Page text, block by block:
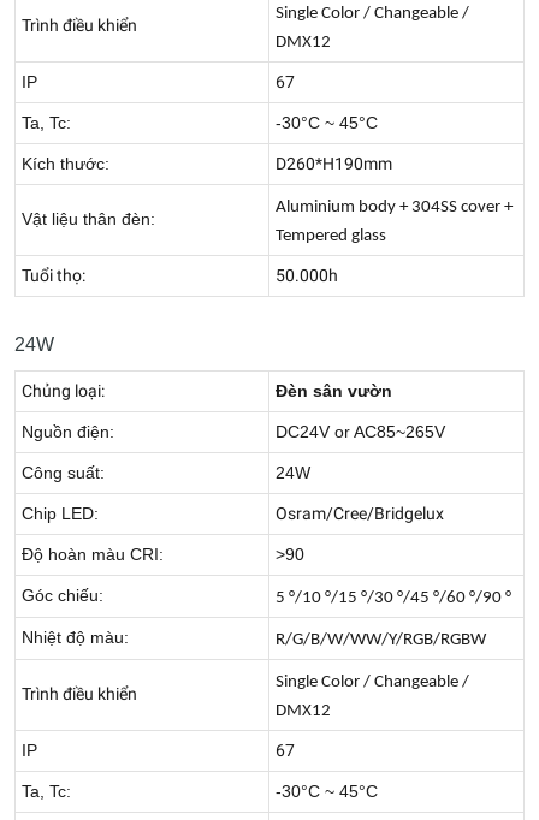
Trình điều khiển
Single Color / Changeable /
DMX12
IP 67
Ta, Tc: -30°C ~ 45°C
Kích thước: D260*H190mm
Vật liệu thân đèn:
Aluminium body + 304SS cover +
Tempered glass
Tuổi thọ: 50.000h
24W
Chủng loại: Đèn sân vườn
Nguồn điện: DC24V or AC85~265V
Công suất: 24W
Chip LED: Osram/Cree/Bridgelux
Độ hoàn màu CRI: >90
Góc chiếu: 5 °/10 °/15 °/30 °/45 °/60 °/90 °
Nhiệt độ màu: R/G/B/W/WW/Y/RGB/RGBW
Trình điều khiển
Single Color / Changeable /
DMX12
IP 67
Ta, Tc: -30°C ~ 45°C